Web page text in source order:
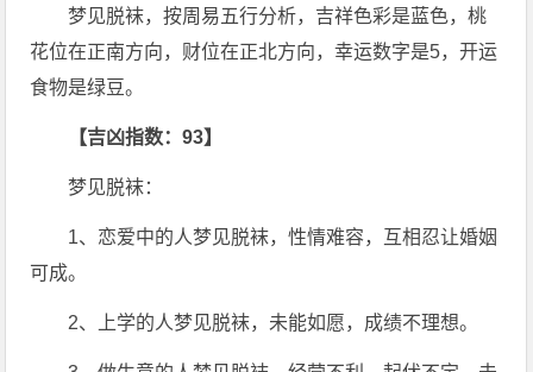
梦见脱袜，按周易五行分析，吉祥色彩是蓝色，桃
花位在正南方向，财位在正北方向，幸运数字是5，开运
食物是绿豆。
【吉凶指数：93】
梦见脱袜：
1、恋爱中的人梦见脱袜，性情难容，互相忍让婚姻
可成。
2、上学的人梦见脱袜，未能如愿，成绩不理想。